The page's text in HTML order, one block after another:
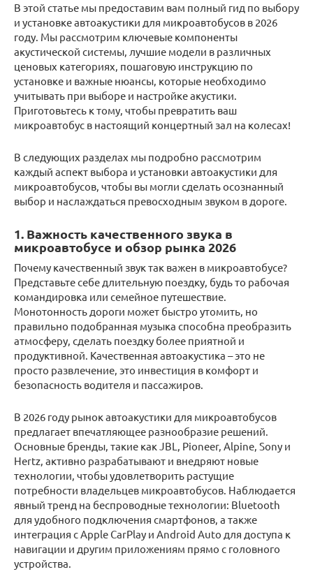
В этой статье мы предоставим вам полный гид по выбору
и установке автоакустики для микроавтобусов в 2026
году. Мы рассмотрим ключевые компоненты
акустической системы, лучшие модели в различных
ценовых категориях, пошаговую инструкцию по
установке и важные нюансы, которые необходимо
учитывать при выборе и настройке акустики.
Приготовьтесь к тому, чтобы превратить ваш
микроавтобус в настоящий концертный зал на колесах!
В следующих разделах мы подробно рассмотрим
каждый аспект выбора и установки автоакустики для
микроавтобусов, чтобы вы могли сделать осознанный
выбор и наслаждаться превосходным звуком в дороге.
1. Важность качественного звука в
микроавтобусе и обзор рынка 2026
Почему качественный звук так важен в микроавтобусе?
Представьте себе длительную поездку, будь то рабочая
командировка или семейное путешествие.
Монотонность дороги может быстро утомить, но
правильно подобранная музыка способна преобразить
атмосферу, сделать поездку более приятной и
продуктивной. Качественная автоакустика – это не
просто развлечение, это инвестиция в комфорт и
безопасность водителя и пассажиров.
В 2026 году рынок автоакустики для микроавтобусов
предлагает впечатляющее разнообразие решений.
Основные бренды, такие как JBL, Pioneer, Alpine, Sony и
Hertz, активно разрабатывают и внедряют новые
технологии, чтобы удовлетворить растущие
потребности владельцев микроавтобусов. Наблюдается
явный тренд на беспроводные технологии: Bluetooth
для удобного подключения смартфонов, а также
интеграция с Apple CarPlay и Android Auto для доступа к
навигации и другим приложениям прямо с головного
устройства.